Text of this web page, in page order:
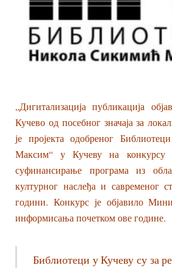
„Дигитализација публикација
Кучево од посебног значаја за
је пројекта одобреног
Максим“ у Кучеву на конкурсу
суфинансирање програма из
културног наслеђа и савременог
години. Конкурс је објавило
информисања почетком ове године.
Библиотеци у Кучеву су за